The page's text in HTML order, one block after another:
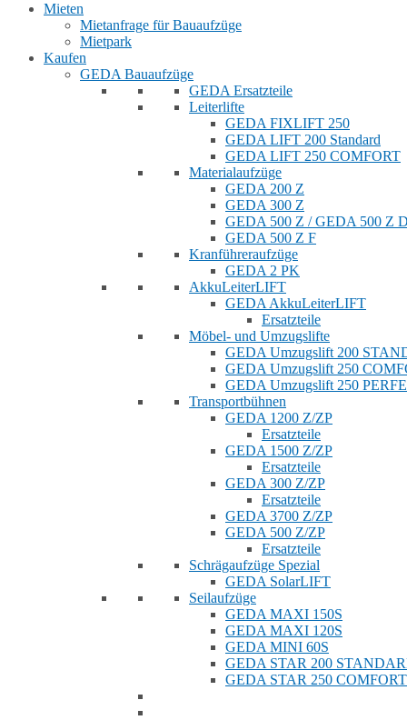
Mieten
Mietanfrage für Bauaufzüge
Mietpark
Kaufen
GEDA Bauaufzüge
GEDA Ersatzteile
Leiterlifte
GEDA FIXLIFT 250
GEDA LIFT 200 Standard
GEDA LIFT 250 COMFORT
Materialaufzüge
GEDA 200 Z
GEDA 300 Z
GEDA 500 Z / GEDA 500 Z
GEDA 500 Z F
Kranführeraufzüge
GEDA 2 PK
AkkuLeiterLIFT
GEDA AkkuLeiterLIFT
Ersatzteile
Möbel- und Umzugslifte
GEDA Umzugslift 200
GEDA Umzugslift 250
GEDA Umzugslift 250
Transportbühnen
GEDA 1200 Z/ZP
Ersatzteile
GEDA 1500 Z/ZP
Ersatzteile
GEDA 300 Z/ZP
Ersatzteile
GEDA 3700 Z/ZP
GEDA 500 Z/ZP
Ersatzteile
Schrägaufzüge Spezial
GEDA SolarLIFT
Seilaufzüge
GEDA MAXI 150S
GEDA MAXI 120S
GEDA MINI 60S
GEDA STAR 200
GEDA STAR 250 COMFORT